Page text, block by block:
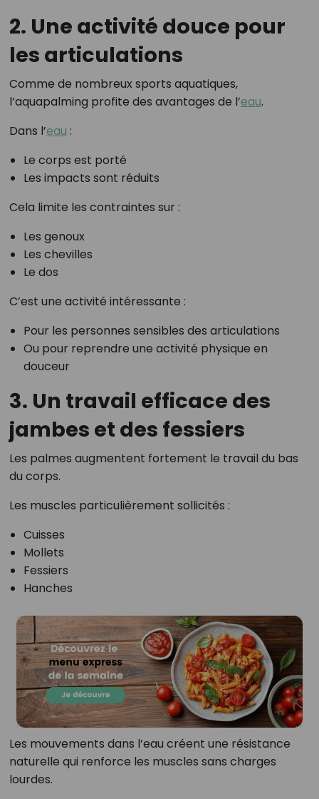
2. Une activité douce pour
les articulations
Comme de nombreux sports aquatiques,
l’aquapalming profite des avantages de l’eau.
Dans l’eau :
Le corps est porté
Les impacts sont réduits
Cela limite les contraintes sur :
Les genoux
Les chevilles
Le dos
C’est une activité intéressante :
Pour les personnes sensibles des articulations
Ou pour reprendre une activité physique en
douceur
3. Un travail efficace des
jambes et des fessiers
Les palmes augmentent fortement le travail du bas
du corps.
Les muscles particulièrement sollicités :
Cuisses
Mollets
Fessiers
Hanches
Les mouvements dans l’eau créent une résistance
naturelle qui renforce les muscles sans charges
lourdes.